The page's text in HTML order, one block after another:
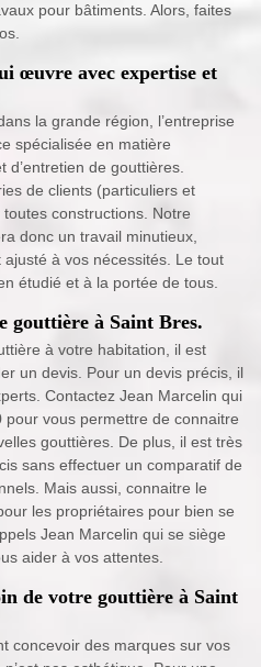
pour bâtiments. Alors, faites
œuvre avec expertise et
la grande région, l’entreprise
spécialisée en matière
d’entretien de gouttières.
de clients (particuliers et
constructions. Notre
donc un travail minutieux,
à vos nécessités. Le tout
étudié et à la portée de tous.
gouttière à Saint Bres.
à votre habitation, il est
un devis. Pour un devis précis, il
Contactez Jean Marcelin qui
vous permettre de connaitre
gouttières. De plus, il est très
sans effectuer un comparatif de
Mais aussi, connaitre le
les propriétaires pour bien se
Jean Marcelin qui se siège
aider à vos attentes.
de votre gouttière à Saint
concevoir des marques sur vos